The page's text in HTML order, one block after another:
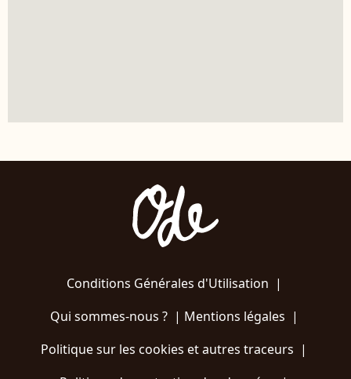
Conditions Générales d'Utilisation |
Qui sommes-nous ?| Mentions légales |
Politique sur les cookies et autres traceurs |